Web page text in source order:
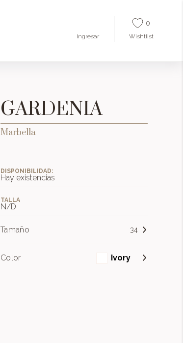
Ingresar
0
Wishtlist
GARDENIA
Marbella
DISPONIBILIDAD:
Hay existencias
TALLA
N/D
Tamaño 34
Color Ivory